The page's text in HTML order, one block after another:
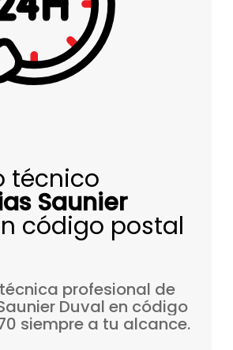
técnico
Saunier
código postal
técnica profesional de
Duval en código
siempre a tu alcance.